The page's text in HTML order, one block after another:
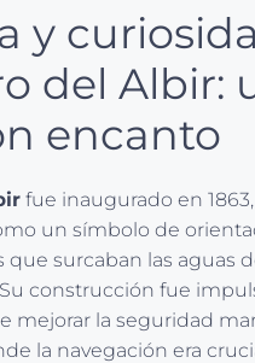
y
del Albir:
encanto
fue inaugurado en 1863,
un símbolo de
que surcaban las aguas
construcción fue
mejorar la seguridad
la navegación era